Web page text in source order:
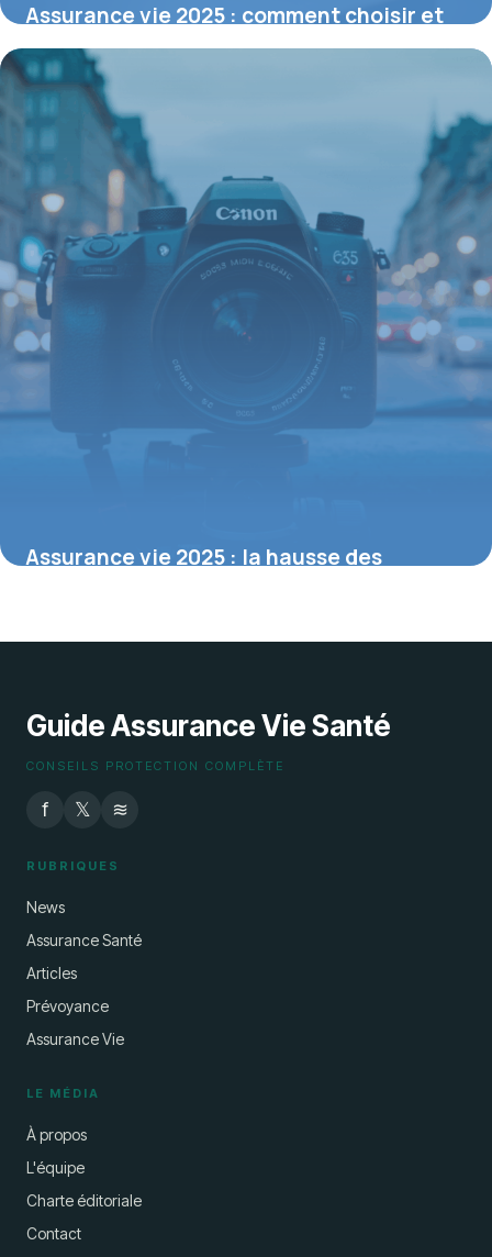
Assurance vie 2025 : comment choisir et
optimiser vos contrats
22 décembre 2025
Assurance vie 2025 : la hausse des
Guide Assurance Vie Santé
CONSEILS PROTECTION COMPLÈTE
f 𝕏 ≋
RUBRIQUES
News
Assurance Santé
Articles
Prévoyance
Assurance Vie
LE MÉDIA
À propos
L'équipe
Charte éditoriale
Contact